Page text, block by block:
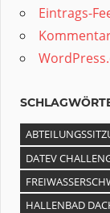
Eintrags-
DATEV
HALLENBAD